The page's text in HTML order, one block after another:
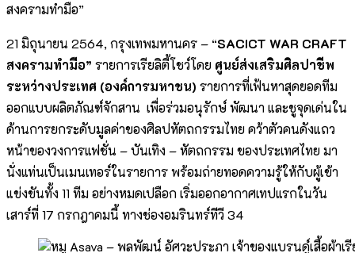
สงครามทำมือ”
21 มิถุนายน 2564, กรุงเทพมหานคร – “SACICT WAR CRAFT
สงครามทำมือ” รายการเรียลิตี้โชว์โดย ศูนย์ส่งเสริมศิลปาชีพ
ระหว่างประเทศ (องค์การมหาชน) รายการที่เฟ้นหาสุดยอดทีม
ออกแบบผลิตภัณฑ์จักสาน เพื่อร่วมอนุรักษ์ พัฒนา และชูจุดเด่นใน
ด้านการยกระดับมูลค่าของศิลปหัตถกรรมไทย คว้าตัวคนดังแถว
หน้าของวงการแฟชั่น – บันเทิง – หัตถกรรม ของประเทศไทย มา
นั่งแท่นเป็นเมนเทอร์ในรายการ พร้อมถ่ายทอดความรู้ให้กับผู้เข้า
แข่งขันทั้ง 11 ทีม อย่างหมดเปลือก เริ่มออกอากาศเทปแรกในวัน
เสาร์ที่ 17 กรกฎาคมนี้ ทางช่องอมรินทร์ทีวี 34